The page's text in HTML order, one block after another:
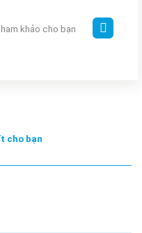
khảo cho bạn
cho bạn